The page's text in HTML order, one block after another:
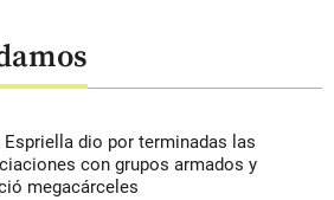
Espriella dio por terminadas las
con grupos armados y
megacárceles